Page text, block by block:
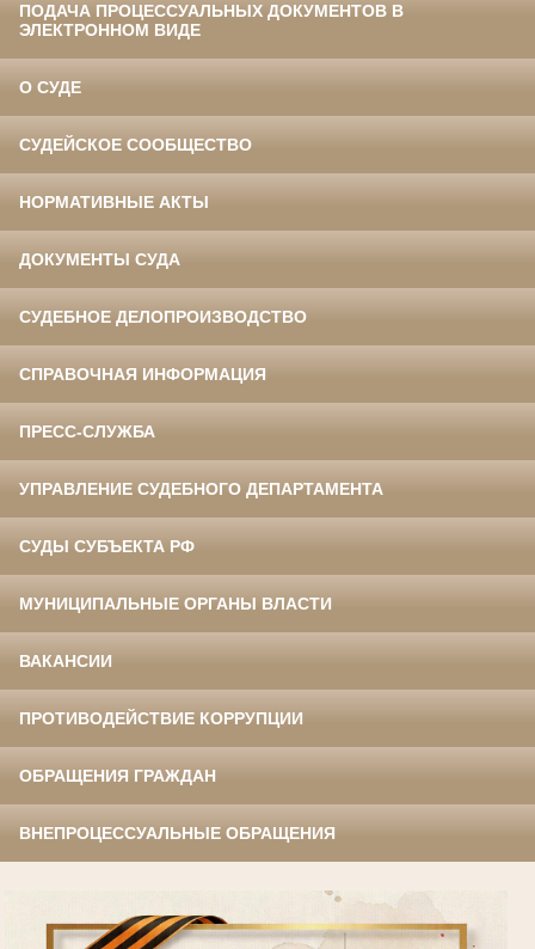
ПОДАЧА ПРОЦЕССУАЛЬНЫХ ДОКУМЕНТОВ В
ЭЛЕКТРОННОМ ВИДЕ
О СУДЕ
СУДЕЙСКОЕ СООБЩЕСТВО
НОРМАТИВНЫЕ АКТЫ
ДОКУМЕНТЫ СУДА
СУДЕБНОЕ ДЕЛОПРОИЗВОДСТВО
СПРАВОЧНАЯ ИНФОРМАЦИЯ
ПРЕСС-СЛУЖБА
УПРАВЛЕНИЕ СУДЕБНОГО ДЕПАРТАМЕНТА
СУДЫ СУБЪЕКТА РФ
МУНИЦИПАЛЬНЫЕ ОРГАНЫ ВЛАСТИ
ВАКАНСИИ
ПРОТИВОДЕЙСТВИЕ КОРРУПЦИИ
ОБРАЩЕНИЯ ГРАЖДАН
ВНЕПРОЦЕССУАЛЬНЫЕ ОБРАЩЕНИЯ